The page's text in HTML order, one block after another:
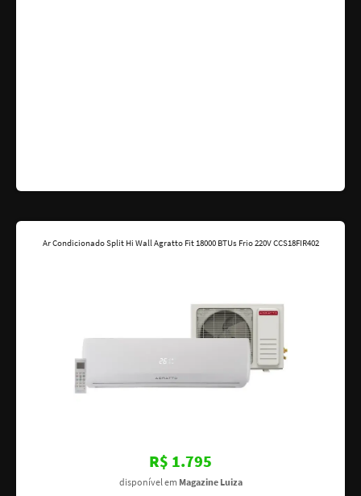
Ar Condicionado Split Hi Wall Agratto Fit 18000 BTUs Frio 220V CCS18FIR402
R$ 1.795
disponível em Magazine Luiza